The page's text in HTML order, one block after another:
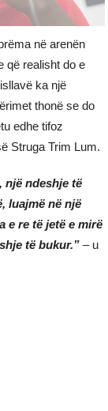
në arenën
që realisht do e
ka një
thonë se do
edhe tifoz
Struga Trim Lum.
një ndeshje të
luajmë në një
e re të jetë e mirë
të bukur.” –u